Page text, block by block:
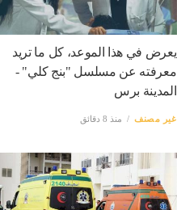
يعرض في هذا الموعد، كل ما تريد
معرفته عن مسلسل "بنج كلي" -
المدينة برس
غير مصنف منذ 8 دقائق